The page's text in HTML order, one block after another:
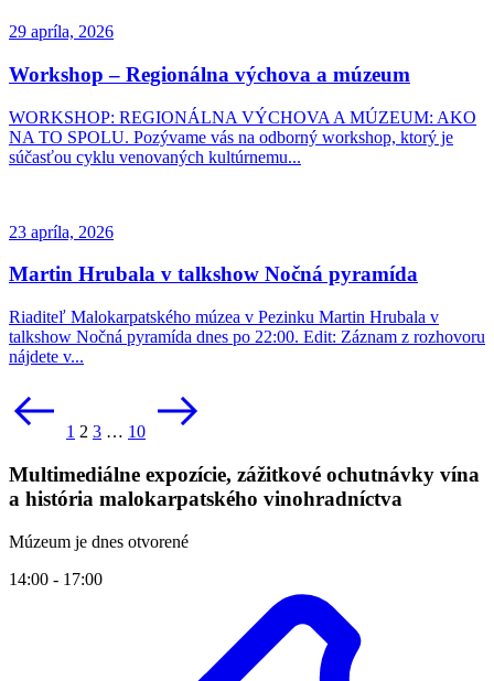
29 apríla, 2026
Workshop – Regionálna výchova a múzeum
WORKSHOP: REGIONÁLNA VÝCHOVA A MÚZEUM: AKO
NA TO SPOLU. Pozývame vás na odborný workshop, ktorý je
súčasťou cyklu venovaných kultúrnemu...
23 apríla, 2026
Martin Hrubala v talkshow Nočná pyramída
Riaditeľ Malokarpatského múzea v Pezinku Martin Hrubala v
talkshow Nočná pyramída dnes po 22:00. Edit: Záznam z rozhovoru
nájdete v...
Stránkovanie
príspevkov
1 2 3 … 10
Multimediálne expozície, zážitkové ochutnávky vína
a história malokarpatského vinohradníctva
Múzeum je dnes otvorené
14:00 - 17:00